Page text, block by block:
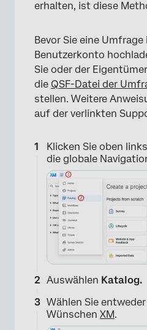
erhalten, ist diese
Bevor Sie eine
Benutzerkonto
Sie oder der
die QSF-Datei der
stellen. Weitere
auf der verlinkten
Klicken Sie oben
die globale
Auswählen Katalog.
Wählen Sie entweder
Wünschen XM.